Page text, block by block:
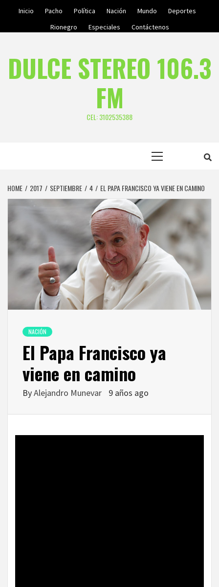
Inicio Pacho Política Nación Mundo
Deportes
Rionegro
Especiales Contáctenos
DULCE STEREO 106.3
FM
CEL: 3102535388
HOME 2017 SEPTIEMBRE 4 EL PAPA FRANCISCO YA VIENE EN CAMINO
NACIÓN
El Papa Francisco ya
viene en camino
ByAlejandro Munevar 9 años ago